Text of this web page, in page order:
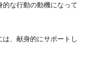
な行動の動機になって
、献身的にサポートし